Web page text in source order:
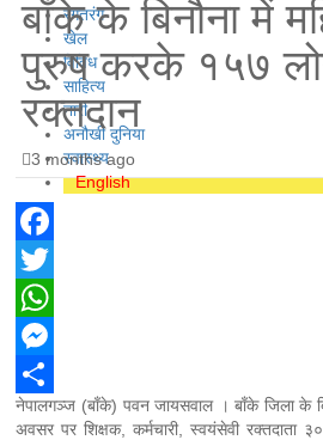
रंगतरंग
खेल
विविध
साहित्य
नारी
अनौखी दुनिया
स्वास्थ्य
English
बाँके के बिनौना में
पुरुष करके १५७
रक्तदान
3 months ago
Facebook
Twitter
WhatsApp
Messenger
Share
नेपालगञ्ज (बाँके) पवन जायसवाल ।बाँके जिला के
अवसर पर शिक्षक, कर्मचारी, स्वयंसेवी रक्तदाता